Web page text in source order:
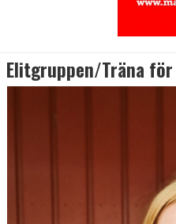
DOKUMENT
Elitgruppen/Träna